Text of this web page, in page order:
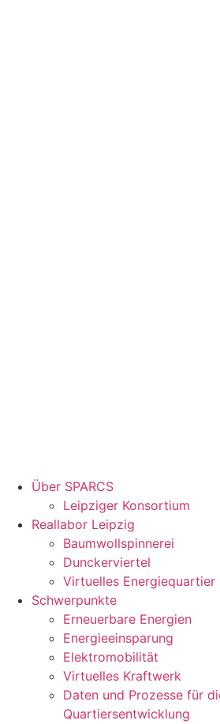
Über SPARCS
Leipziger Konsortium
Reallabor Leipzig
Baumwollspinnerei
Dunckerviertel
Virtuelles Energiequartier
Schwerpunkte
Erneuerbare Energien
Energieeinsparung
Elektromobilität
Virtuelles Kraftwerk
Daten und Prozesse für
Quartiersentwicklung